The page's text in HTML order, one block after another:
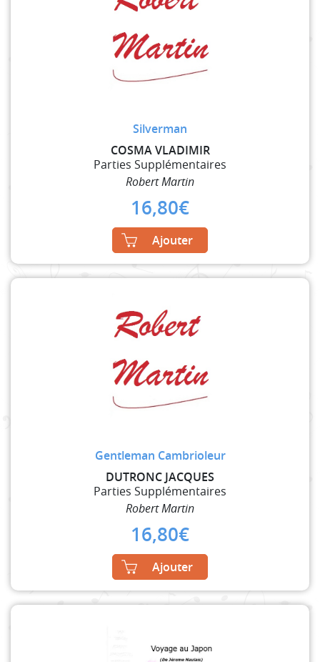
Silverman
COSMA VLADIMIR
Parties Supplémentaires
Robert Martin
16,80€
Ajouter
Gentleman Cambrioleur
DUTRONC JACQUES
Parties Supplémentaires
Robert Martin
16,80€
Ajouter